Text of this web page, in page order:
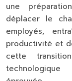
une
déplacer le
employés,
productivité et
cette